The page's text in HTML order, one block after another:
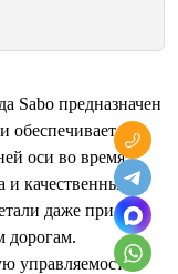
Sabo предназначен
обеспечивает
оси во время
и качественные
даже при
дорогам.
управляемость,